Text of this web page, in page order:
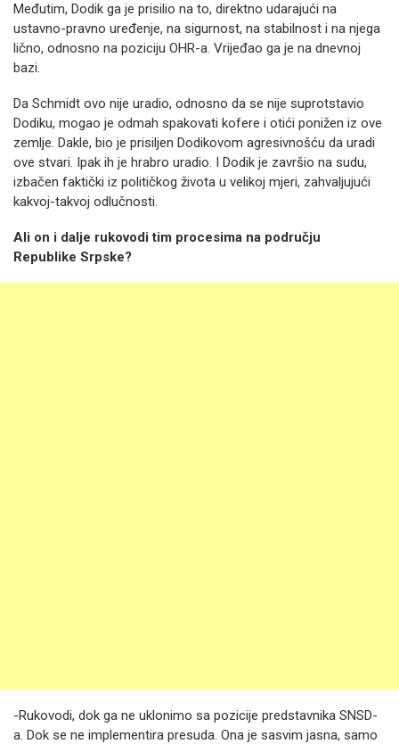
Međutim, Dodik ga je prisilio na to, direktno udarajući na
ustavno-pravno uređenje, na sigurnost, na stabilnost i na njega
lično, odnosno na poziciju OHR-a. Vrijeđao ga je na dnevnoj
bazi.
Da Schmidt ovo nije uradio, odnosno da se nije suprotstavio
Dodiku, mogao je odmah spakovati kofere i otići ponižen iz ove
zemlje. Dakle, bio je prisiljen Dodikovom agresivnošću da uradi
ove stvari. Ipak ih je hrabro uradio. I Dodik je završio na sudu,
izbačen faktički iz političkog života u velikoj mjeri, zahvaljujući
kakvoj-takvoj odlučnosti.
Ali on i dalje rukovodi tim procesima na području
Republike Srpske?
-Rukovodi, dok ga ne uklonimo sa pozicije predstavnika SNSD-
a. Dok se ne implementira presuda. Ona je sasvim jasna, samo